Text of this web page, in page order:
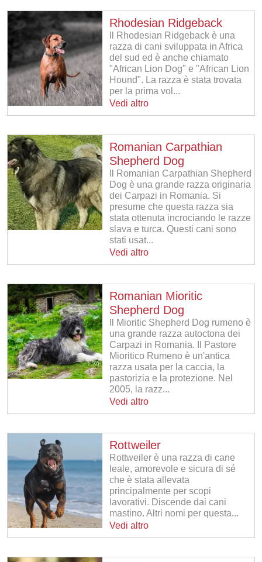
Rhodesian Ridgeback
Il Rhodesian Ridgeback è una
razza di cani sviluppata in Africa
del sud ed è anche chiamato
"African Lion Dog" e "African Lion
Hound". La razza è stata trovata
per la prima vol...
Vedi altro
Romanian Carpathian
Shepherd Dog
Il Romanian Carpathian Shepherd
Dog è una grande razza originaria
dei Carpazi in Romania. Si
presume che questa razza sia
stata ottenuta incrociando le razze
slava e turca. Questi cani sono
stati usat...
Vedi altro
Romanian Mioritic
Shepherd Dog
Il Mioritic Shepherd Dog rumeno è
una grande razza autoctona dei
Carpazi in Romania. Il Pastore
Mioritico Rumeno è un'antica
razza usata per la caccia, la
pastorizia e la protezione. Nel
2005, la razz...
Vedi altro
Rottweiler
Rottweiler è una razza di cane
leale, amorevole e sicura di sé
che è stata allevata
principalmente per scopi
lavorativi. Discende dai cani
mastino. Altri nomi per questa...
Vedi altro